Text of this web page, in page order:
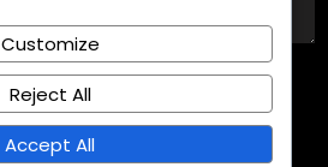
Customize
Reject All
Accept All